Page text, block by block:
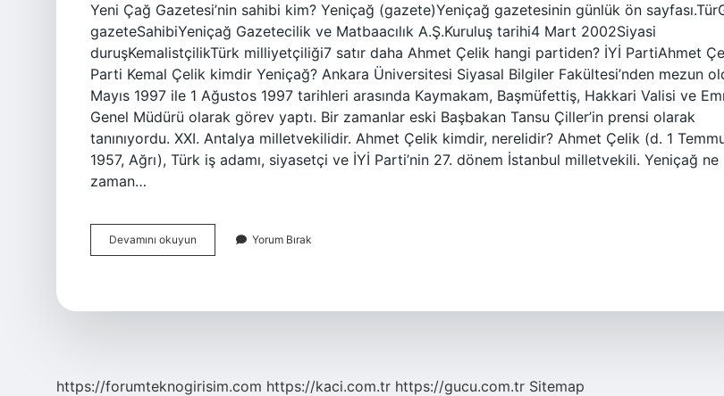
Yeni Çağ Gazetesi’nin sahibi kim? Yeniçağ (gazete)Yeniçağ gazetesinin günlük ön
gazeteSahibiYeniçağ Gazetecilik ve Matbaacılık A.Ş.Kuruluş tarihi4 Mart 2002Siyasi
duruşKemalistçilikTürk milliyetçiliği7 satır daha Ahmet Çelik hangi partiden? İYİ PartiAhmet
Parti Kemal Çelik kimdir Yeniçağ? Ankara Üniversitesi Siyasal Bilgiler Fakültesi’nden mezun
Mayıs 1997 ile 1 Ağustos 1997 tarihleri ​​arasında Kaymakam, Başmüfettiş, Hakkari Valisi ve
Genel Müdürü olarak görev yaptı. Bir zamanlar eski Başbakan Tansu Çiller’in prensi olarak
tanınıyordu. XXI. Antalya milletvekilidir. Ahmet Çelik kimdir, nerelidir? Ahmet Çelik (d. 1
1957, Ağrı), Türk iş adamı, siyasetçi ve İYİ Parti’nin 27. dönem İstanbul milletvekili. Yeniçağ ne
zaman…
Devamını okuyun
Çağ
Yorum Bırak
https://forumteknogirisim.com https://kaci.com.tr https://gucu.com.tr Sitemap